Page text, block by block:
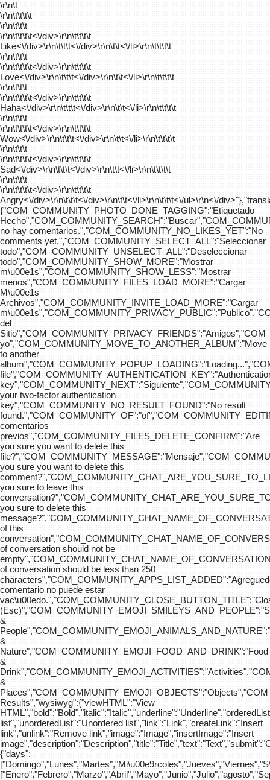
\r\n\t
\r\n\t\t\t\t
\r\n\t\t\t
\r\n\t\t\t\t<\/div>\r\n\t\t\t\t
Like<\/div>\r\n\t\t\t<\/div>\r\n\t\t<\/li>\r\n\t\t\t\t
\r\n\t\t\t
\r\n\t\t\t\t<\/div>\r\n\t\t\t\t
Love<\/div>\r\n\t\t\t<\/div>\r\n\t\t<\/li>\r\n\t\t\t\t
\r\n\t\t\t
\r\n\t\t\t\t<\/div>\r\n\t\t\t\t
Haha<\/div>\r\n\t\t\t<\/div>\r\n\t\t<\/li>\r\n\t\t\t\t
\r\n\t\t\t
\r\n\t\t\t\t<\/div>\r\n\t\t\t\t
Wow<\/div>\r\n\t\t\t<\/div>\r\n\t\t<\/li>\r\n\t\t\t\t
\r\n\t\t\t
\r\n\t\t\t\t<\/div>\r\n\t\t\t\t
Sad<\/div>\r\n\t\t\t<\/div>\r\n\t\t<\/li>\r\n\t\t\t\t
\r\n\t\t\t
\r\n\t\t\t\t<\/div>\r\n\t\t\t\t
Angry<\/div>\r\n\t\t\t<\/div>\r\n\t\t<\/li>\r\n\t\t\t<\/ul>\r\n<\/
{"COM_COMMUNITY_PHOTO_DONE_TAGGING":"Etiquetado
no hay comentarios.","COM_COMMUNITY_NO_LIKES_YET":"No
comments yet.","COM_COMMUNITY_SELECT_ALL":"Seleccionar
todo","COM_COMMUNITY_UNSELECT_ALL":"Deseleccionar
todo","COM_COMMUNITY_SHOW_MORE":"Mostrar
m\u00e1s","COM_COMMUNITY_SHOW_LESS":"Mostrar
menos","COM_COMMUNITY_FILES_LOAD_MORE":"Cargar
M\u00e1s
Archivos","COM_COMMUNITY_INVITE_LOAD_MORE":"Cargar
del
yo","COM_COMMUNITY_MOVE_TO_ANOTHER_ALBUM":"Move
to another
your two-factor authentication
key","COM_COMMUNITY_NO_RESULT_FOUND":"No result
comentarios
previos","COM_COMMUNITY_FILES_DELETE_CONFIRM":"Are
you sure you want to delete this
you sure you want to delete this
you sure to leave this
you sure to delete this
of this
of conversation should not be
of conversation should be less than 250
comentario no puede estar
&
&
Nature","COM_COMMUNITY_EMOJI_FOOD_AND_DRINK":"Food
&
&
Results","wysiwyg":{"viewHTML":"View
list","unorderedList":"Unordered list","link":"Link","createLink":"Insert
link","unlink":"Remove link","image":"Image","insertImage":"Insert
{"days":